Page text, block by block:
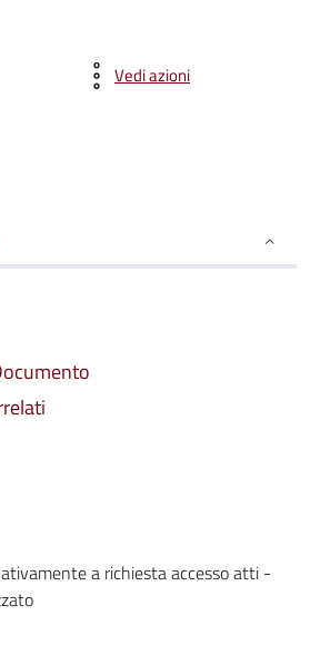
Vedi azioni
a richiesta accesso atti -